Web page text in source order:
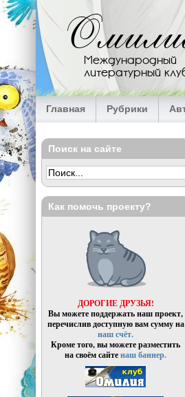
Перейти к основному содержанию
Международный
литературный
Главная Рубрики
Поиск на сайте
Как помочь проекту?
ДОРОГИЕ ДРУЗЬЯ!
Вы можете поддержать наш проект,
перечислив доступную вам сумму на
наш счёт.
Кроме того, вы можете разместить
на своём сайтенаш баннер.